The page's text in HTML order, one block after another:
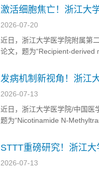
为理解肠道微生物如何影响人
激活细胞焦亡！浙江大
有前景的策略
2026-07-20
近日，浙江大学医学院附属第
论文，题为“Recipient-
发病机制新视角！浙江
在诊断标志物和治疗靶点
2026-07-13
近日，浙江大学医学院/中国医
题为“Nicotinamide N-
STTT重磅研究！浙江
期卵巢癌带来治疗新曙光
2026-07-13